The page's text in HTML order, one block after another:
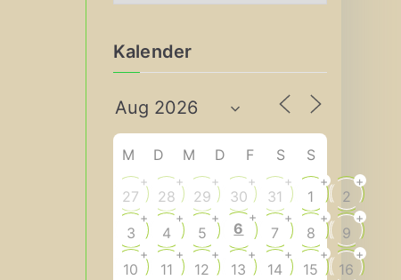
r
h
v
Kalender
M D M D F S S
27
+
28
+
29
+
30
+
31
+
1
+
2
+
3
+
4
+
5
+
6
+
7
+
8
+
9
+
10
+
11
+
12
+
13
+
14
+
15
+
16
+